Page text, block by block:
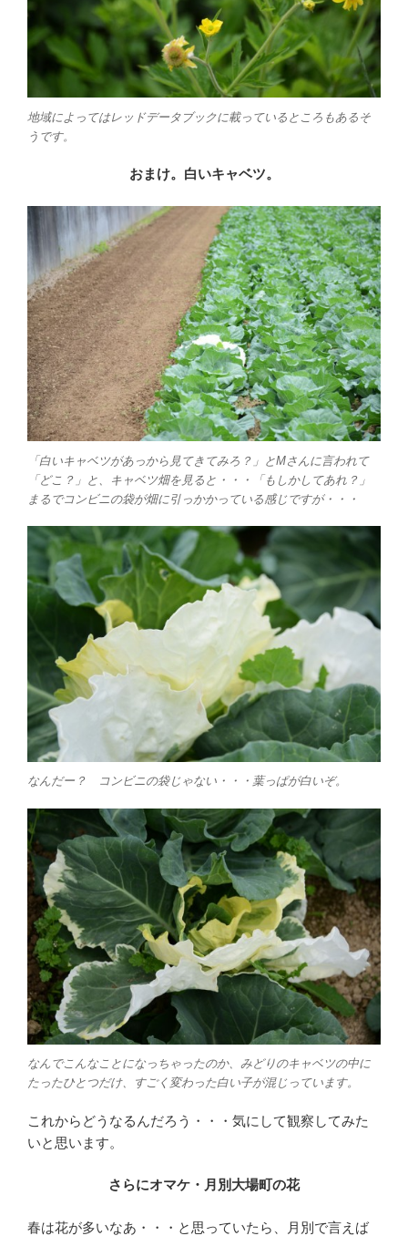
地域によってはレッドデータブックに載っているところもあるそ
うです。
おまけ。白いキャベツ。
「白いキャベツがあっから見てきてみろ？」とMさんに言われて
「どこ？」と、キャベツ畑を見ると・・・「もしかしてあれ？」
まるでコンビニの袋が畑に引っかかっている感じですが・・・
なんだー？ コンビニの袋じゃない・・・葉っぱが白いぞ。
なんでこんなことになっちゃったのか、みどりのキャベツの中に
たったひとつだけ、すごく変わった白い子が混じっています。
これからどうなるんだろう・・・気にして観察してみた
いと思います。
さらにオマケ・月別大場町の花
春は花が多いなあ・・・と思っていたら、月別で言えば